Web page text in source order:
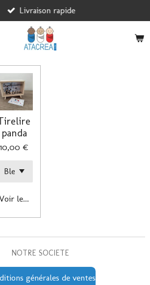
Livraison rapide
panda
10,00 €
les détails
NOTRE SOCIETE
générales de ventes